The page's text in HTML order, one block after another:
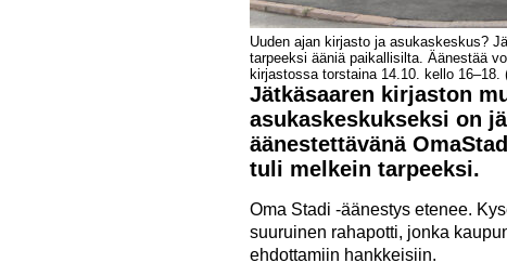
Uuden ajan kirjasto ja asukaskeskus?
tarpeeksi ääniä paikallisilta. Äänestää
kirjastossa torstaina 14.10. kello 16–18.
Jätkäsaaren kirjaston
asukaskeskukseksi on
äänestettävänä
tuli melkein tarpeeksi.
Oma Stadi -äänestys etenee.
suuruinen rahapotti, jonka
ehdottamiin hankkeisiin.